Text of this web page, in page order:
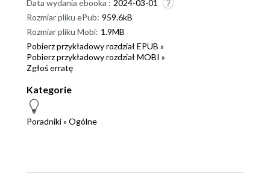
Data wydania ebooka : 2024-03-01
Rozmiar pliku ePub: 959.6kB
Rozmiar pliku Mobi: 1.9MB
Pobierz przykładowy rozdział EPUB »
Pobierz przykładowy rozdział MOBI »
Zgłoś erratę
Kategorie
Poradniki» Ogólne